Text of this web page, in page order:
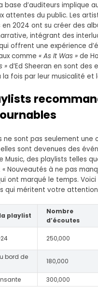
base d’auditeurs implique
attentes du public. Les
2024 ont su créer des
intégrant des
offrent une expérience
comme « As It Was » de
» d’Ed Sheeran en sont des
fois par leur musicalité et
ne sont pas seulement une
sont devenues des
Music, des playlists telles
« Nouveautés à ne pas
ont marqué le temps. Voici
qui méritent votre
playlist
Nombre
d’écoutes
250,000
bord de
180,000
300,000